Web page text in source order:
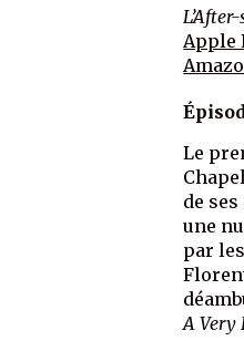
Apple
Le
de
une
par
A Very